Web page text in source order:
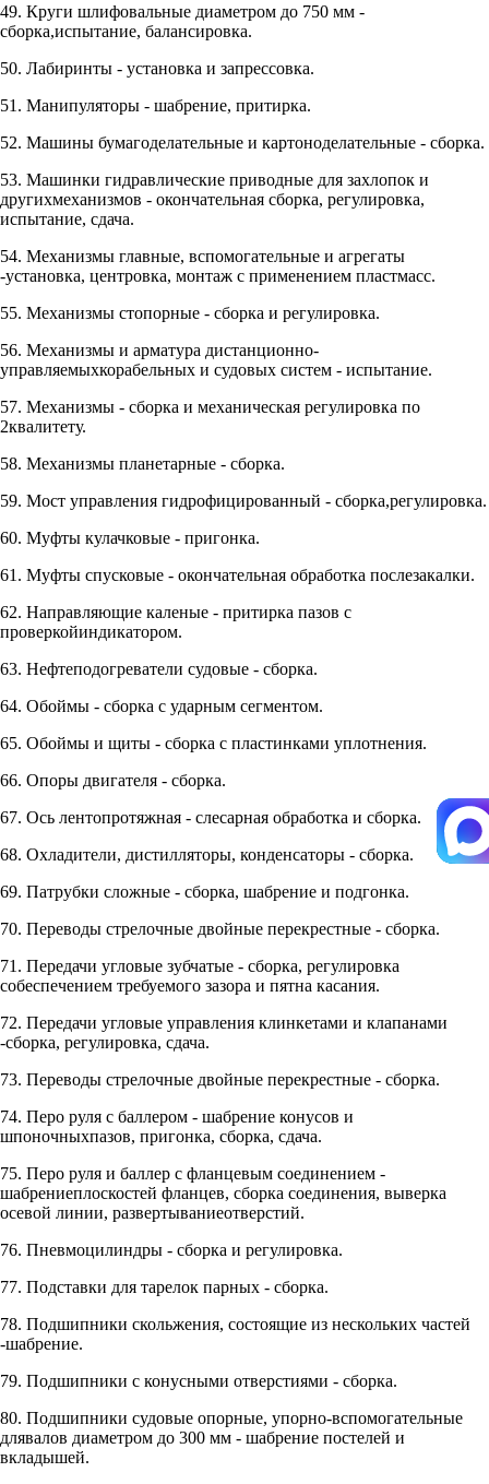
49. Круги шлифовальные диаметром до 750 мм -
сборка,испытание, балансировка.
50. Лабиринты - установка и запрессовка.
51. Манипуляторы - шабрение, притирка.
52. Машины бумагоделательные и картоноделательные - сборка.
53. Машинки гидравлические приводные для захлопок и
другихмеханизмов - окончательная сборка, регулировка,
испытание, сдача.
54. Механизмы главные, вспомогательные и агрегаты
-установка, центровка, монтаж с применением пластмасс.
55. Механизмы стопорные - сборка и регулировка.
56. Механизмы и арматура дистанционно-
управляемыхкорабельных и судовых систем - испытание.
57. Механизмы - сборка и механическая регулировка по
2квалитету.
58. Механизмы планетарные - сборка.
59. Мост управления гидрофицированный - сборка,регулировка.
60. Муфты кулачковые - пригонка.
61. Муфты спусковые - окончательная обработка послезакалки.
62. Направляющие каленые - притирка пазов с
проверкойиндикатором.
63. Нефтеподогреватели судовые - сборка.
64. Обоймы - сборка с ударным сегментом.
65. Обоймы и щиты - сборка с пластинками уплотнения.
66. Опоры двигателя - сборка.
67. Ось лентопротяжная - слесарная обработка и сборка.
68. Охладители, дистилляторы, конденсаторы - сборка.
69. Патрубки сложные - сборка, шабрение и подгонка.
70. Переводы стрелочные двойные перекрестные - сборка.
71. Передачи угловые зубчатые - сборка, регулировка
собеспечением требуемого зазора и пятна касания.
72. Передачи угловые управления клинкетами и клапанами
-сборка, регулировка, сдача.
73. Переводы стрелочные двойные перекрестные - сборка.
74. Перо руля с баллером - шабрение конусов и
шпоночныхпазов, пригонка, сборка, сдача.
75. Перо руля и баллер с фланцевым соединением -
шабрениеплоскостей фланцев, сборка соединения, выверка
осевой линии, развертываниеотверстий.
76. Пневмоцилиндры - сборка и регулировка.
77. Подставки для тарелок парных - сборка.
78. Подшипники скольжения, состоящие из нескольких частей
-шабрение.
79. Подшипники с конусными отверстиями - сборка.
80. Подшипники судовые опорные, упорно-вспомогательные
длявалов диаметром до 300 мм - шабрение постелей и
вкладышей.